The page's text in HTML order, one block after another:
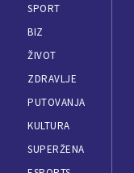
SPORT
BIZ
ŽIVOT
ZDRAVLJE
PUTOVANJA
KULTURA
SUPERŽENA